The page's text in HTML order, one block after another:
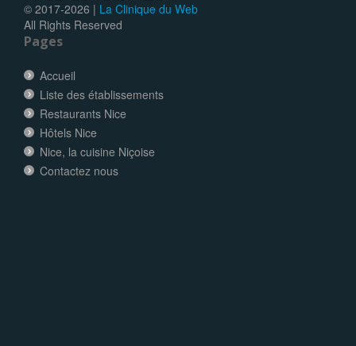
© 2017-2026 | La Clinique du Web
All Rights Reserved
Pages
Accueil
Liste des établissements
Restaurants Nice
Hôtels Nice
Nice, la cuisine Niçoise
Contactez nous